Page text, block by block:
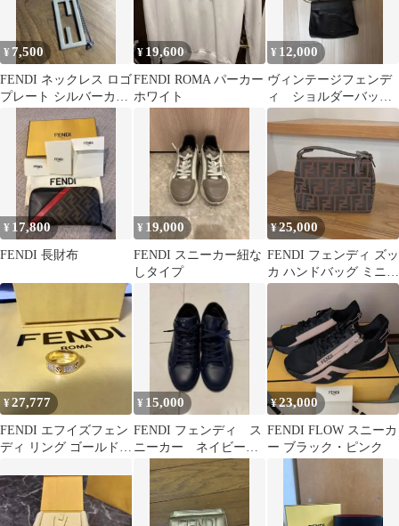
¥ 7,500
FENDI ネックレス ロゴ
プレート シルバーカラ
¥ 19,600
FENDI ROMA パーカー
ホワイト
¥ 12,000
ヴィンテージフェンデ
ィ ショルダーバッグ
ブラック レザー
¥ 17,800
FENDI 長財布
¥ 19,000
FENDI スニーカー紐な
しタイプ
¥25,000
FENDI フェンディ ズッ
カ ハンドバッグ ミニ
ポーチ
¥27,777
FENDI エフイズフェン
ディ リング ゴールドカ
¥ 15,000
FENDI フェンディ ス
ニーカー ネイビー
¥23,000
FENDI FLOW スニーカ
ー ブラック・ピンク